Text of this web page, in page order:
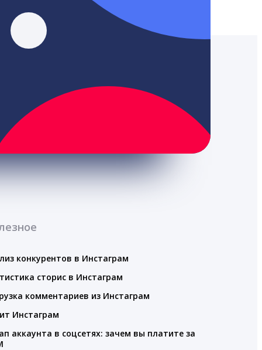
конкурентов в Инстаграм
сторис в Инстаграм
комментариев из Инстаграм
Инстаграм
аккаунта в соцсетях: зачем вы платите за